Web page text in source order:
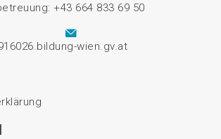
+43 664 833 69 50
wien.gv.at